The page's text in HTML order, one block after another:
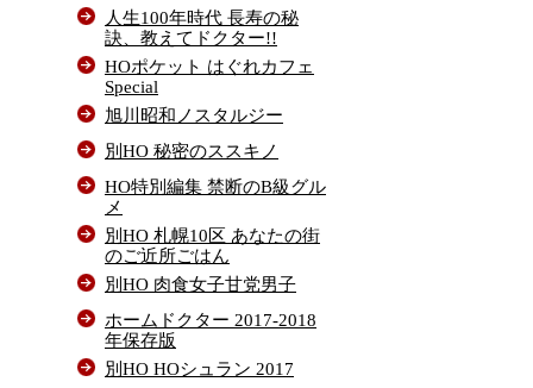
人生100年時代 長寿の秘
訣、教えてドクター!!
HOポケット はぐれカフェ
Special
旭川昭和ノスタルジー
別HO 秘密のススキノ
HO特別編集 禁断のB級グル
メ
別HO 札幌10区 あなたの街
のご近所ごはん
別HO 肉食女子甘党男子
ホームドクター 2017-2018
年保存版
別HO HOシュラン 2017